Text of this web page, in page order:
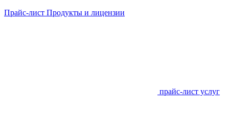
Прайс-лист Продукты и лицензии
прайс-лист услуг